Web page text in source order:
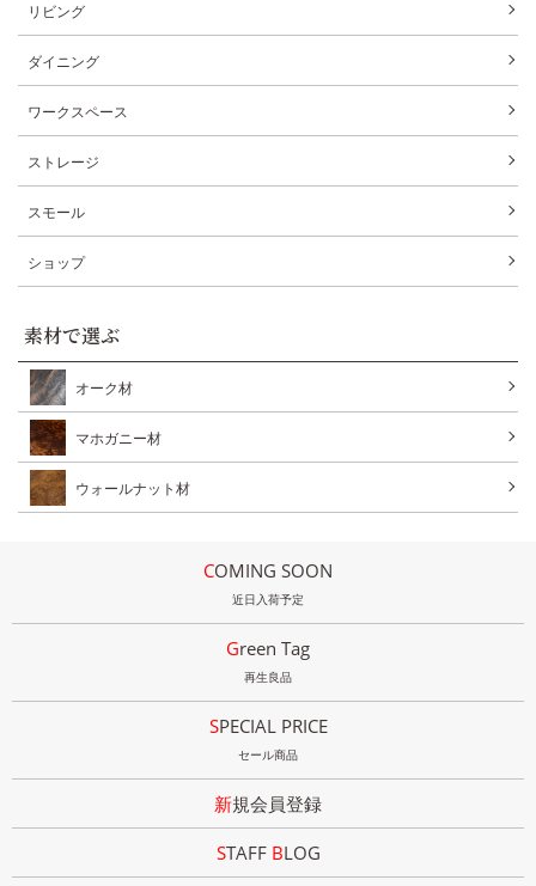
リビング
ダイニング
ワークスペース
ストレージ
スモール
ショップ
素材で選ぶ
オーク材
マホガニー材
ウォールナット材
COMING SOON
近日入荷予定
Green Tag
再生良品
SPECIAL PRICE
セール商品
新規会員登録
STAFF BLOG